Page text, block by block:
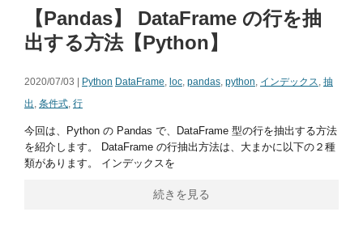
【Pandas】 DataFrame の行を抽
出する方法【Python】
2020/07/03 | Python DataFrame, loc, pandas, python, インデックス, 抽
出, 条件式, 行
今回は、Python の Pandas で、DataFrame 型の行を抽出する方法
を紹介します。 DataFrame の行抽出方法は、大まかに以下の２種
類があります。 インデックスを
続きを見る